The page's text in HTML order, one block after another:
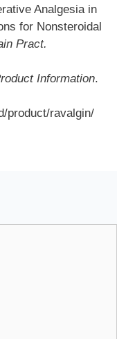
Analgesia in
for Nonsteroidal
Pract.
Information.
product/ravalgin/